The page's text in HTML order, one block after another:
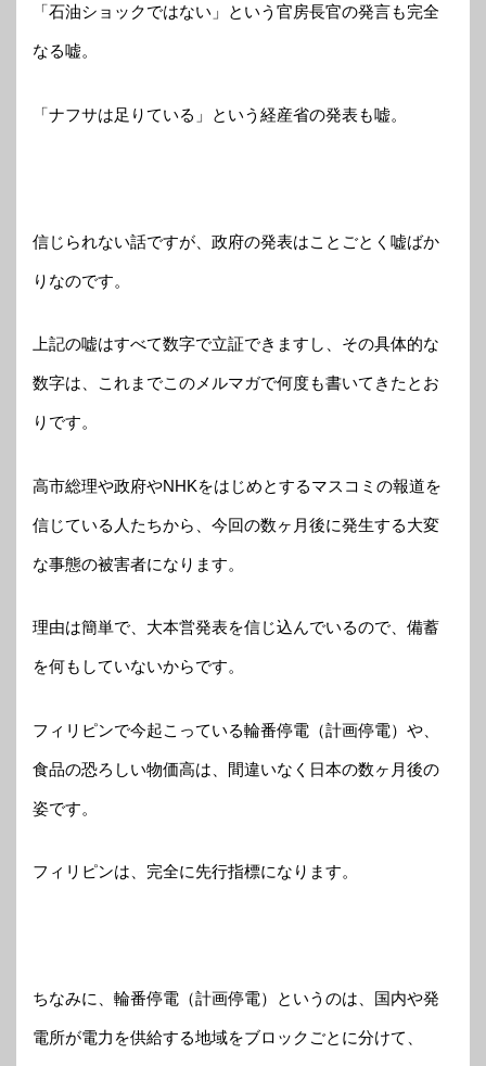
「石油ショックではない」という官房長官の発言も完全
なる嘘。
「ナフサは足りている」という経産省の発表も嘘。
信じられない話ですが、政府の発表はことごとく嘘ばか
りなのです。
上記の嘘はすべて数字で立証できますし、その具体的な
数字は、これまでこのメルマガで何度も書いてきたとお
りです。
高市総理や政府やNHKをはじめとするマスコミの報道を
信じている人たちから、今回の数ヶ月後に発生する大変
な事態の被害者になります。
理由は簡単で、大本営発表を信じ込んでいるので、備蓄
を何もしていないからです。
フィリピンで今起こっている輪番停電（計画停電）や、
食品の恐ろしい物価高は、間違いなく日本の数ヶ月後の
姿です。
フィリピンは、完全に先行指標になります。
ちなみに、輪番停電（計画停電）というのは、国内や発
電所が電力を供給する地域をブロックごとに分けて、